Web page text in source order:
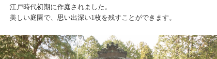
江戸時代初期に作庭されました。
美しい庭園で、思い出深い1枚を残すことができます。